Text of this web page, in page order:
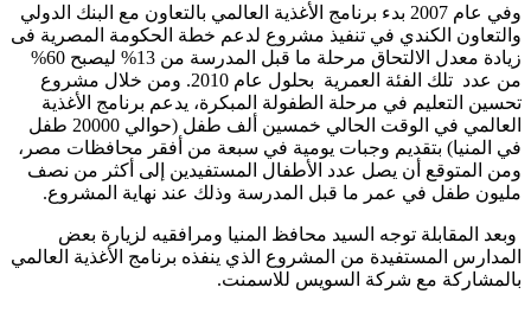
وفي عام 2007 بدء برنامج الأغذية العالمي بالتعاون مع البنك الدولي
والتعاون الكندي في تنفيذ مشروع لدعم خطة الحكومة المصرية فى
زيادة معدل الالتحاق مرحلة ما قبل المدرسة من 13% ليصبح 60%
من عدد تلك الفئة العمرية بحلول عام 2010. ومن خلال مشروع
تحسين التعليم في مرحلة الطفولة المبكرة، يدعم برنامج الأغذية
العالمي في الوقت الحالي خمسين ألف طفل (حوالي 20000 طفل
في المنيا) بتقديم وجبات يومية في سبعة من أفقر محافظات مصر،
ومن المتوقع أن يصل عدد الأطفال المستفيدين إلى أكثر من نصف
مليون طفل في عمر ما قبل المدرسة وذلك عند نهاية المشروع.
وبعد المقابلة توجه السيد محافظ المنيا ومرافقيه لزيارة بعض
المدارس المستفيدة من المشروع الذي ينفذه برنامج الأغذية العالمي
بالمشاركة مع شركة السويس للاسمنت.